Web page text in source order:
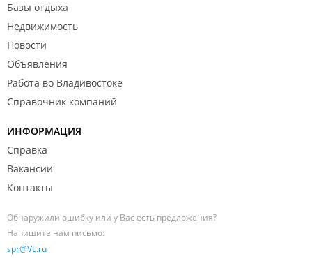
Базы отдыха
Недвижимость
Новости
Объявления
Работа во Владивостоке
Справочник компаний
ИНФОРМАЦИЯ
Справка
Вакансии
Контакты
Обнаружили ошибку или у Вас есть предложения?
Напишите нам письмо:
spr@VL.ru